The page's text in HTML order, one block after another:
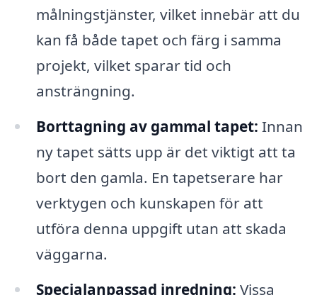
målningstjänster, vilket innebär att du
kan få både tapet och färg i samma
projekt, vilket sparar tid och
ansträngning.
Borttagning av gammal tapet: Innan
ny tapet sätts upp är det viktigt att ta
bort den gamla. En tapetserare har
verktygen och kunskapen för att
utföra denna uppgift utan att skada
väggarna.
Specialanpassad inredning: Vissa